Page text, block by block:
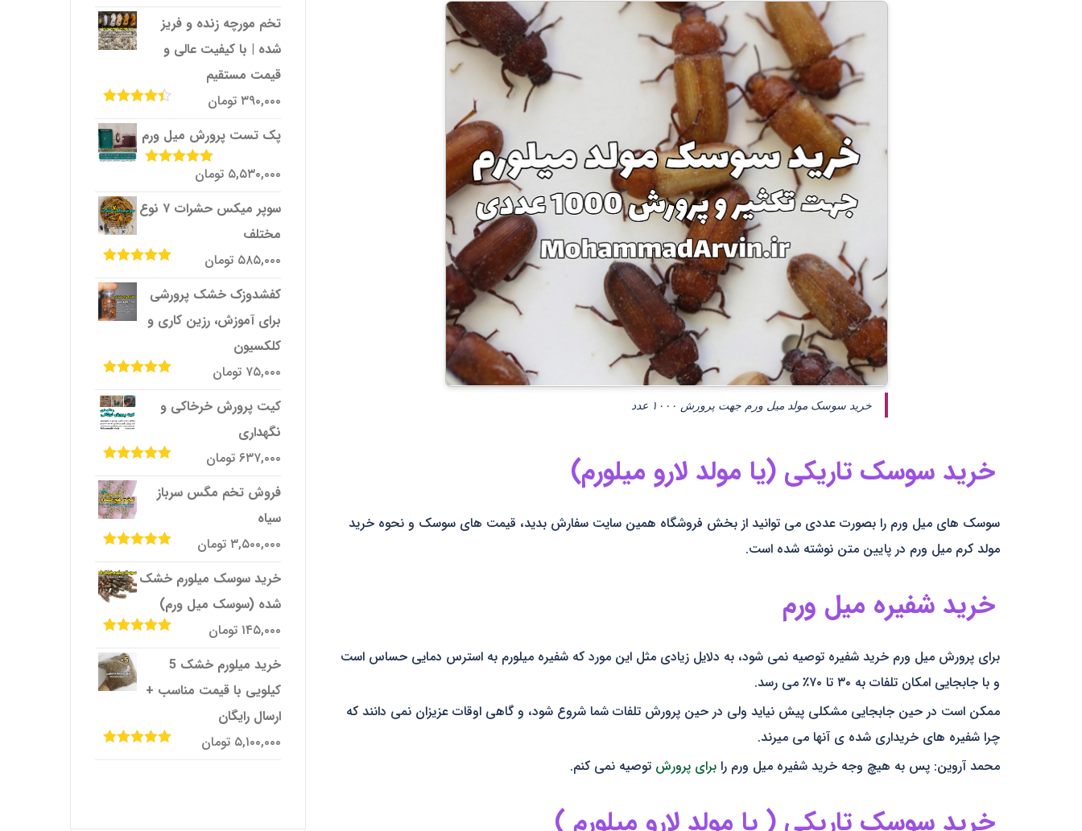
خرید سوسک مولد میل ورم جهت پرورش ۱۰۰۰ عدد
خرید سوسک تاریکی (یا مولد لارو میلورم)
سوسک های میل ورم را بصورت عددی می توانید از بخش فروشگاه همین سایت سفارش بدید، قیمت های سوسک و نحوه خرید
مولد کرم میل ورم در پایین متن نوشته شده است.
خرید شفیره میل ورم
برای پرورش میل ورم خرید شفیره توصیه نمی شود، به دلایل زیادی مثل این مورد که شفیره میلورم به استرس دمایی حساس است
و با جابجایی امکان تلفات به ۳۰ تا ۷۰٪ می رسد.
ممکن است در حین جابجایی مشکلی پیش نیاید ولی در حین پرورش تلفات شما شروع شود، و گاهی اوقات عزیزان نمی دانند که
چرا شفیره های خریداری شده ی آنها می میرند.
محمد آروین: پس به هیچ وجه خرید شفیره میل ورم را برای پرورش توصیه نمی کنم.
تخم مورچه زنده و فریز
شده | با کیفیت عالی و
قیمت مستقیم
۳۹۰,۰۰۰ تومان
پک تست پرورش میل ‌ورم
امتیاز ۵,۵۳۰,۰۰۰ تومان
سوپر میکس حشرات ۷ نوع
مختلف
۵۸۵,۰۰۰ تومان
کفشدوزک خشک پرورشی
برای آموزش، رزین کاری و
کلکسیون
۷۵,۰۰۰ تومان
کیت پرورش خرخاکی و
نگهداری
۶۳۷,۰۰۰ تومان
فروش تخم مگس سرباز
سیاه
۳,۵۰۰,۰۰۰ تومان
خرید سوسک میلورم خشک
شده (سوسک میل ورم)
5
۱۴۵,۰۰۰ تومان
خرید میلورم خشک 5
کیلویی با قیمت مناسب +
ارسال رایگان
۵,۱۰۰,۰۰۰ تومان